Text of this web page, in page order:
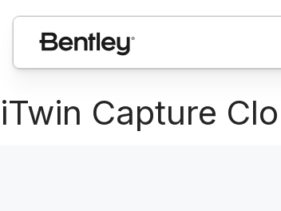
iTwin Capture